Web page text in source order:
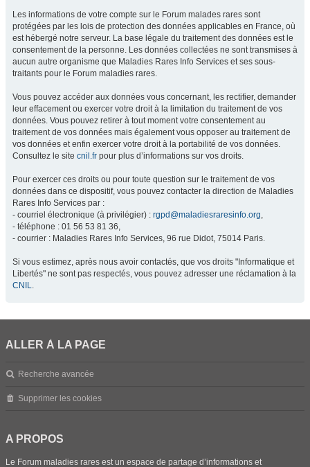
Les informations de votre compte sur le Forum malades rares sont
protégées par les lois de protection des données applicables en France, où
est hébergé notre serveur. La base légale du traitement des données est le
consentement de la personne. Les données collectées ne sont transmises à
aucun autre organisme que Maladies Rares Info Services et ses sous-
traitants pour le Forum maladies rares.
Vous pouvez accéder aux données vous concernant, les rectifier, demander
leur effacement ou exercer votre droit à la limitation du traitement de vos
données. Vous pouvez retirer à tout moment votre consentement au
traitement de vos données mais également vous opposer au traitement de
vos données et enfin exercer votre droit à la portabilité de vos données.
Consultez le site cnil.fr pour plus d’informations sur vos droits.
Pour exercer ces droits ou pour toute question sur le traitement de vos
données dans ce dispositif, vous pouvez contacter la direction de Maladies
Rares Info Services par :
- courriel électronique (à privilégier) : rgpd@maladiesraresinfo.org,
- téléphone : 01 56 53 81 36,
- courrier : Maladies Rares Info Services, 96 rue Didot, 75014 Paris.
Si vous estimez, après nous avoir contactés, que vos droits "Informatique et
Libertés" ne sont pas respectés, vous pouvez adresser une réclamation à la
CNIL.
ALLER À LA PAGE
Recherche avancée
Supprimer les cookies
A PROPOS
Le Forum maladies rares est un espace de partage d’informations et